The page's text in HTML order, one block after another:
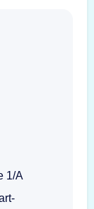
1/A